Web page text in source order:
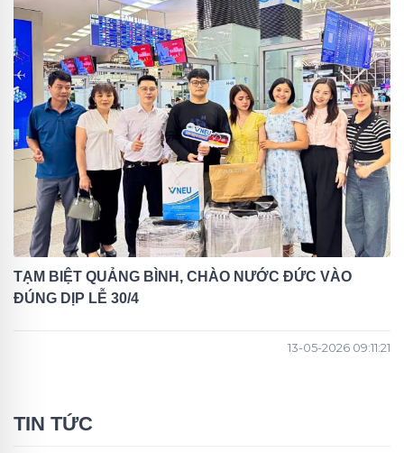
TẠM BIỆT QUẢNG BÌNH, CHÀO NƯỚC ĐỨC VÀO
ĐÚNG DỊP LỄ 30/4
13-05-2026 09:11:21
TIN TỨC